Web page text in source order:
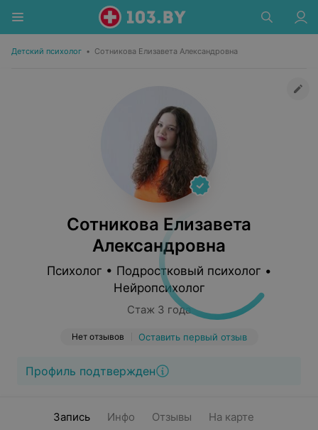
Детский психолог • Сотникова Елизавета Александровна
Сотникова Елизавета
Александровна
Психолог • Подростковый психолог •
Нейропсихолог
Стаж 3 года
Нет отзывов Оставить первый отзыв
Профиль подтвержден
Запись Инфо Отзывы На карте